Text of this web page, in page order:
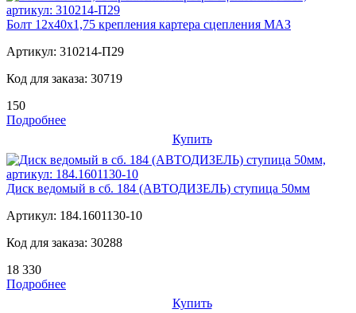
Болт 12х40х1,75 крепления картера сцепления МАЗ
Артикул: 310214-П29
Код для заказа: 30719
150
Подробнее
Купить
Диск ведомый в сб. 184 (АВТОДИЗЕЛЬ) ступица 50мм
Артикул: 184.1601130-10
Код для заказа: 30288
18 330
Подробнее
Купить